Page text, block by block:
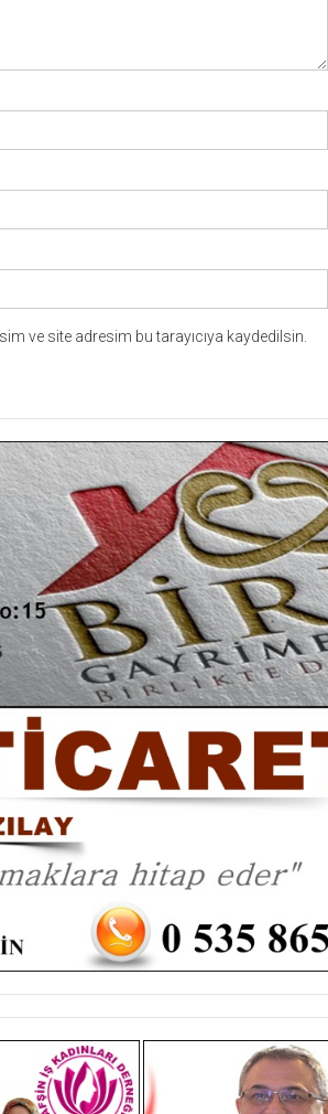
ve site adresim bu tarayıcıya kaydedilsin.